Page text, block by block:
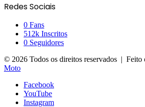
Redes Sociais
0 Fans
512k Inscritos
0 Seguidores
© 2026 Todos os direitos reservados | Feito
Moto
Facebook
YouTube
Instagram